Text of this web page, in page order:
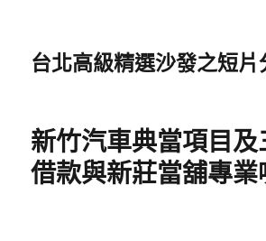
台北高級精選沙發之短片
新竹汽車典當項目及
借款與新莊當舖專業